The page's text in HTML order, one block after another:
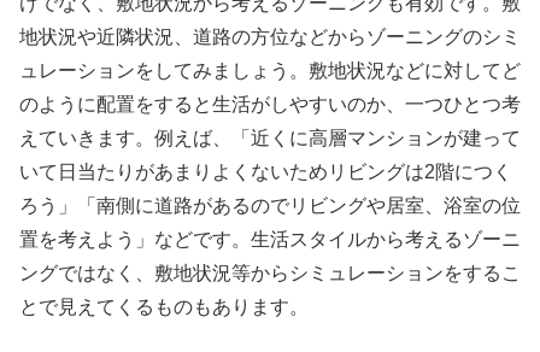
地状況や近隣状況、道路の方位などからゾーニングのシミ
ュレーションをしてみましょう。敷地状況などに対してど
のように配置をすると生活がしやすいのか、一つひとつ考
えていきます。例えば、「近くに高層マンションが建って
いて日当たりがあまりよくないためリビングは2階につく
ろう」「南側に道路があるのでリビングや居室、浴室の位
置を考えよう」などです。生活スタイルから考えるゾーニ
ングではなく、敷地状況等からシミュレーションをするこ
とで見えてくるものもあります。